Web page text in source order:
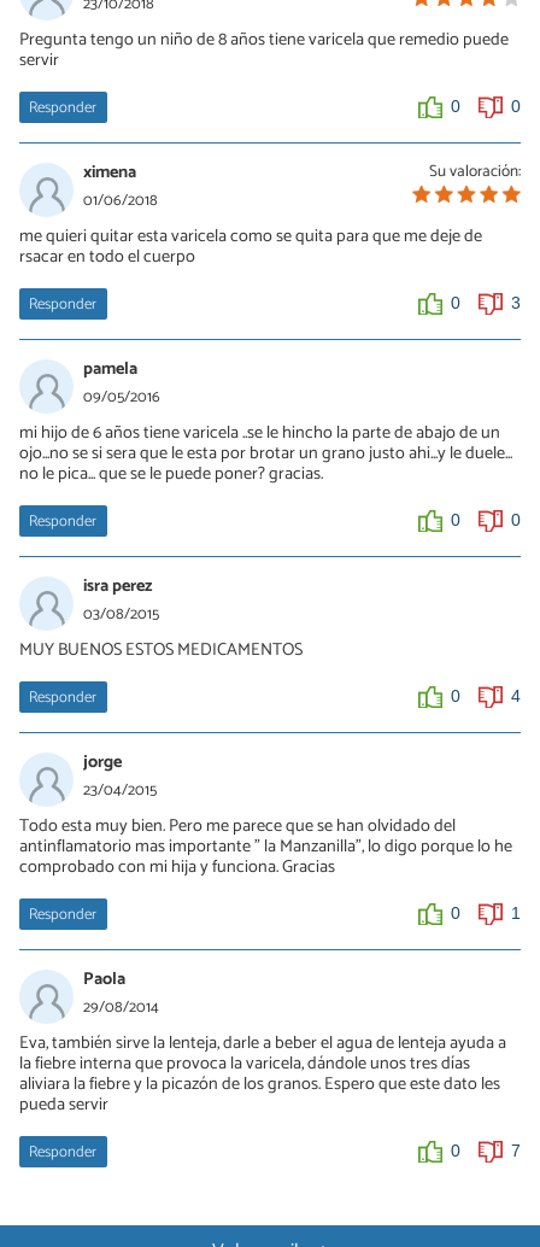
Pregunta tengo un niño de 8 años tiene varicela que remedio puede
servir
Responder 0 0
Su valoración:
ximena
01/06/2018
me quieri quitar esta varicela como se quita para que me deje de
rsacar en todo el cuerpo
Responder 0 3
pamela
09/05/2016
mi hijo de 6 años tiene varicela ..se le hincho la parte de abajo de un
ojo...no se si sera que le esta por brotar un grano justo ahi...y le duele...
no le pica... que se le puede poner? gracias.
Responder 0 0
isra perez
03/08/2015
MUY BUENOS ESTOS MEDICAMENTOS
Responder 0 4
jorge
23/04/2015
Todo esta muy bien. Pero me parece que se han olvidado del
antinflamatorio mas importante " la Manzanilla", lo digo porque lo he
comprobado con mi hija y funciona. Gracias
Responder 0 1
Paola
29/08/2014
Eva, también sirve la lenteja, darle a beber el agua de lenteja ayuda a
la fiebre interna que provoca la varicela, dándole unos tres días
aliviara la fiebre y la picazón de los granos. Espero que este dato les
pueda servir
Responder 0 7